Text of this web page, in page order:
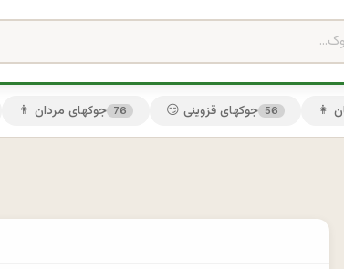
👨 جوکهای مردان 76 😏 جوکهای قزوینی 56